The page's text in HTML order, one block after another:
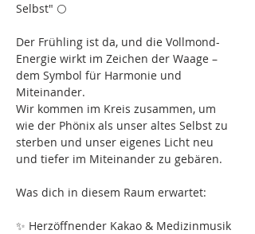
Selbst" 🌕
Der Frühling ist da, und die Vollmond-
Energie wirkt im Zeichen der Waage –
dem Symbol für Harmonie und
Miteinander.
Wir kommen im Kreis zusammen, um
wie der Phönix als unser altes Selbst zu
sterben und unser eigenes Licht neu
und tiefer im Miteinander zu gebären.
Was dich in diesem Raum erwartet:
✨ Herzöffnender Kakao & Medizinmusik